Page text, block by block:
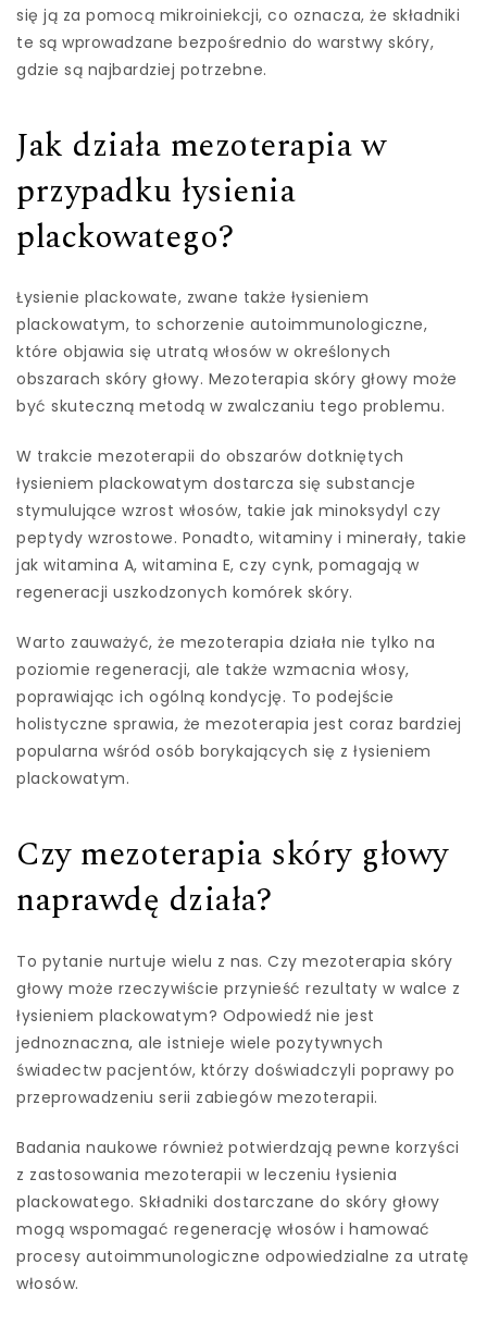
się ją za pomocą mikroiniekcji, co oznacza, że składniki
te są wprowadzane bezpośrednio do warstwy skóry,
gdzie są najbardziej potrzebne.
Jak działa mezoterapia w
przypadku łysienia
plackowatego?
Łysienie plackowate, zwane także łysieniem
plackowatym, to schorzenie autoimmunologiczne,
które objawia się utratą włosów w określonych
obszarach skóry głowy. Mezoterapia skóry głowy może
być skuteczną metodą w zwalczaniu tego problemu.
W trakcie mezoterapii do obszarów dotkniętych
łysieniem plackowatym dostarcza się substancje
stymulujące wzrost włosów, takie jak minoksydyl czy
peptydy wzrostowe. Ponadto, witaminy i minerały, takie
jak witamina A, witamina E, czy cynk, pomagają w
regeneracji uszkodzonych komórek skóry.
Warto zauważyć, że mezoterapia działa nie tylko na
poziomie regeneracji, ale także wzmacnia włosy,
poprawiając ich ogólną kondycję. To podejście
holistyczne sprawia, że mezoterapia jest coraz bardziej
popularna wśród osób borykających się z łysieniem
plackowatym.
Czy mezoterapia skóry głowy
naprawdę działa?
To pytanie nurtuje wielu z nas. Czy mezoterapia skóry
głowy może rzeczywiście przynieść rezultaty w walce z
łysieniem plackowatym? Odpowiedź nie jest
jednoznaczna, ale istnieje wiele pozytywnych
świadectw pacjentów, którzy doświadczyli poprawy po
przeprowadzeniu serii zabiegów mezoterapii.
Badania naukowe również potwierdzają pewne korzyści
z zastosowania mezoterapii w leczeniu łysienia
plackowatego. Składniki dostarczane do skóry głowy
mogą wspomagać regenerację włosów i hamować
procesy autoimmunologiczne odpowiedzialne za utratę
włosów.